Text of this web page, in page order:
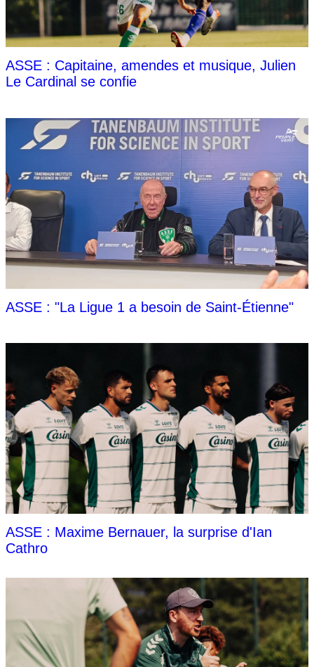
ASSE : Capitaine, amendes et musique, Julien
Le Cardinal se confie
ASSE : "La Ligue 1 a besoin de Saint-Étienne"
ASSE : Maxime Bernauer, la surprise d'Ian
Cathro